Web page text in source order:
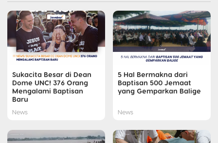
Sukacita Besar di Dean
Dome UNC! 376 Orang
Mengalami Baptisan
Baru
News
5 Hal Bermakna dari
Baptisan 500 Jemaat
yang Gemparkan Balige
News